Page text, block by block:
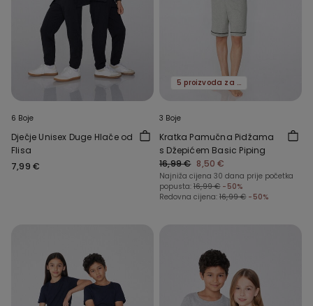
6 Boje
Dječje Unisex Duge Hlače od
Flisa
7,99 €
5 proizvoda za -70%
3 Boje
Kratka Pamučna Pidžama
s Džepićem Basic Piping
16,99 € 8,50 €
Najniža cijena 30 dana prije početka
popusta: 16,99 € -50%
Redovna cijena: 16,99 € -50%